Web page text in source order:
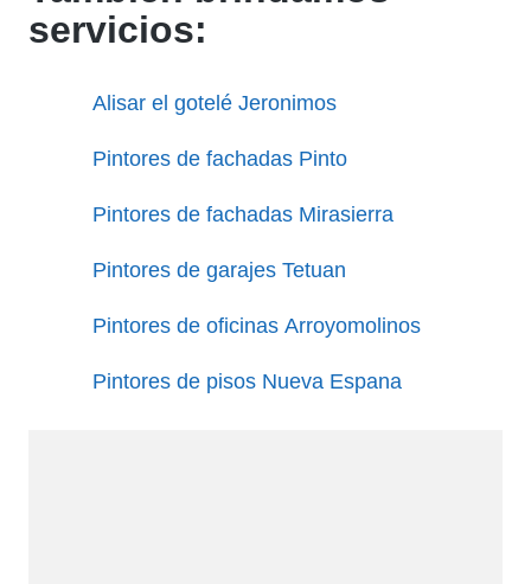
servicios:
Alisar el gotelé Jeronimos
Pintores de fachadas Pinto
Pintores de fachadas Mirasierra
Pintores de garajes Tetuan
Pintores de oficinas Arroyomolinos
Pintores de pisos Nueva Espana